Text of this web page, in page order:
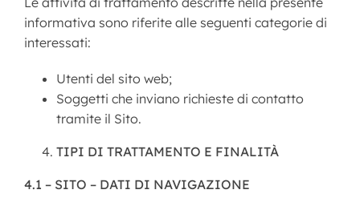
informativa sono riferite alle seguenti categorie di
interessati:
Utenti del sito web;
Soggetti che inviano richieste di contatto
tramite il Sito.
TIPI DI TRATTAMENTO E FINALITÀ
4.1 – SITO – DATI DI NAVIGAZIONE